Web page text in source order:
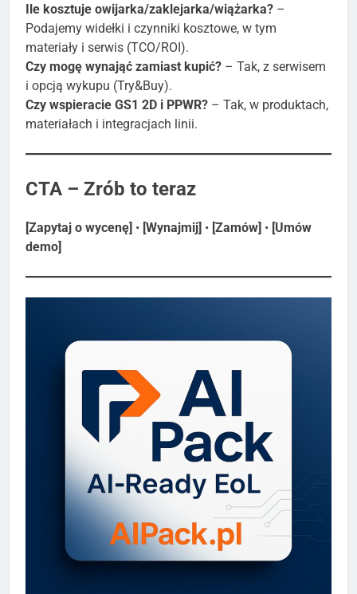
Ile kosztuje owijarka/zaklejarka/wiążarka? –
Podajemy widełki i czynniki kosztowe, w tym
materiały i serwis (TCO/ROI).
Czy mogę wynająć zamiast kupić? – Tak, z serwisem
i opcją wykupu (Try&Buy).
Czy wspieracie GS1 2D i PPWR? – Tak, w produktach,
materiałach i integracjach linii.
CTA – Zrób to teraz
[Zapytaj o wycenę] • [Wynajmij] • [Zamów] • [Umów
demo]